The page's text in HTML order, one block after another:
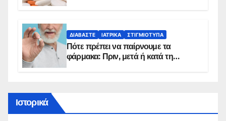
ΔΙΑΒΆΣΤΕ ΙΑΤΡΙΚΆ ΣΤΙΓΜΙΌΤΥΠΑ
Πότε πρέπει να παίρνουμε τα
φάρμακα: Πριν, μετά ή κατά τη
Ιστορικά